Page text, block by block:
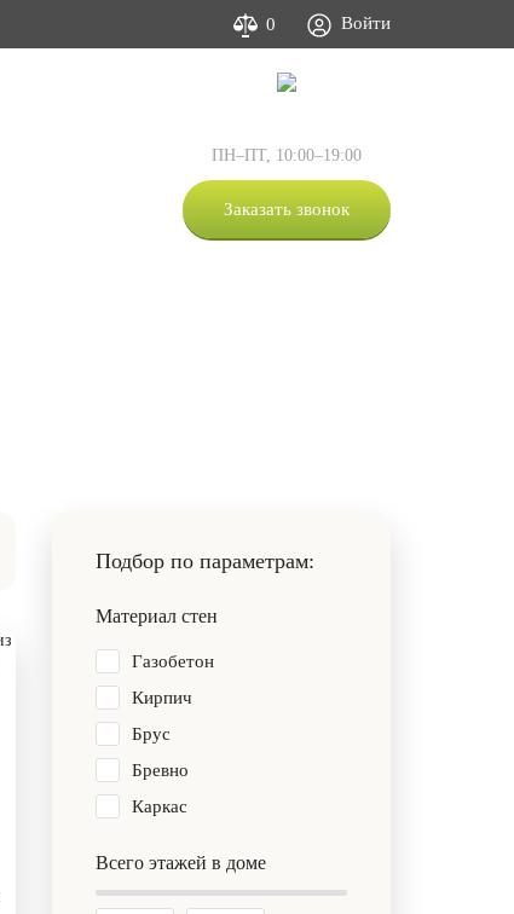
0 Войти
ПН–ПТ, 10:00–19:00
Заказать звонок
Подбор по параметрам:
Материал стен
Газобетон
Кирпич
Брус
Бревно
Каркас
Всего этажей в доме